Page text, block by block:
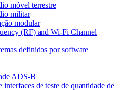
móvel terrestre
militar
modular
(RF) and Wi-Fi Channel
definidos por software
ADS-B
interfaces de teste de quantidade de